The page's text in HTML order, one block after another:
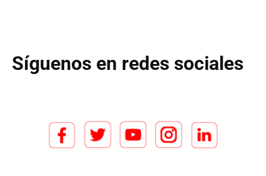
Síguenos en redes sociales